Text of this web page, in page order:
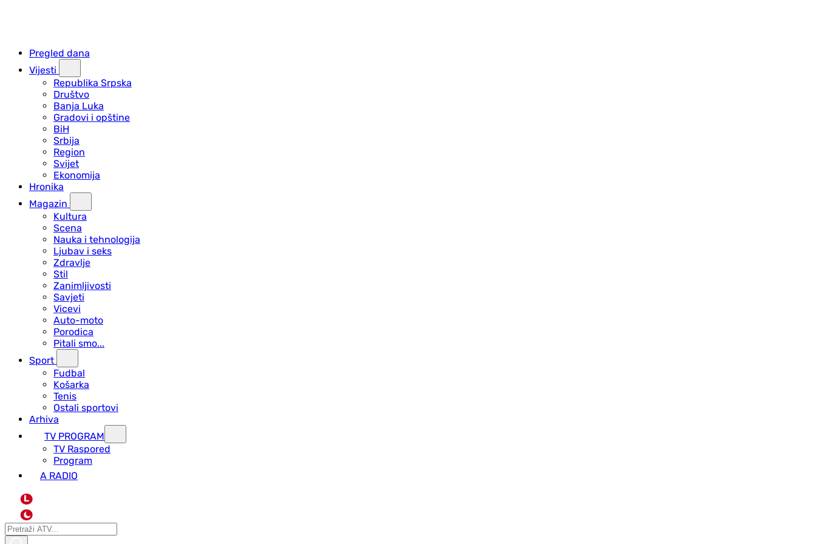
Pregled dana
Vijesti
Republika Srpska
Društvo
Banja Luka
Gradovi i opštine
BiH
Srbija
Region
Svijet
Ekonomija
Hronika
Magazin
Kultura
Scena
Nauka i tehnologija
Ljubav i seks
Zdravlje
Stil
Zanimljivosti
Savjeti
Vicevi
Auto-moto
Porodica
Pitali smo...
Sport
Fudbal
Košarka
Tenis
Ostali sportovi
Arhiva
TV PROGRAM
ТV Raspored
Program
A RADIO
L